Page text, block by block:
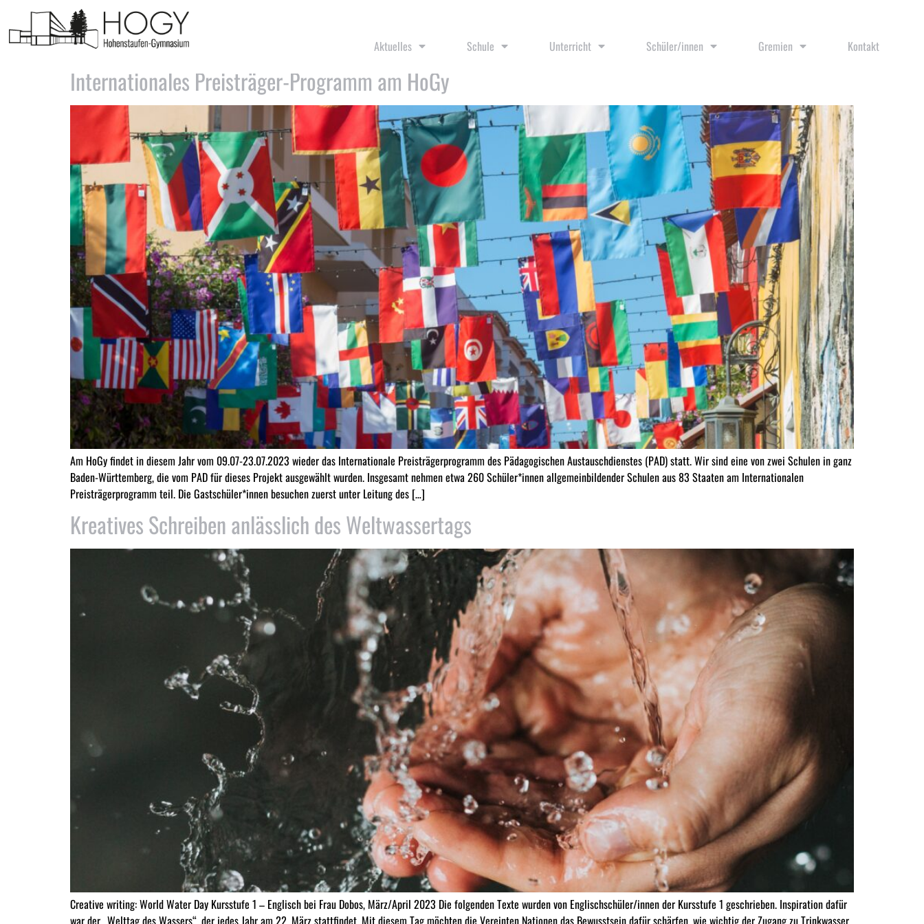
Aktuelles Schule Unterricht Schüler/innen Gremien Kontakt
Schlagwort:
Internationales Preisträger-Programm am HoGy
Am HoGy findet in diesem Jahr vom 09.07-23.07.2023 wieder das Internationale Preisträgerprogramm des Pädagogischen Austauschdienstes (PAD) statt. Wir sind eine von zwei Schulen in ganz
Baden-Württemberg, die vom PAD für dieses Projekt ausgewählt wurden. Insgesamt nehmen etwa 260 Schüler*innen allgemeinbildender Schulen aus 83 Staaten am Internationalen
Preisträgerprogramm teil. Die Gastschüler*innen besuchen zuerst unter Leitung des […]
Kreatives Schreiben anlässlich des Weltwassertags
Creative writing: World Water Day Kursstufe 1 – Englisch bei Frau Dobos, März/April 2023 Die folgenden Texte wurden von Englischschüler/innen der Kursstufe 1 geschrieben. Inspiration dafür